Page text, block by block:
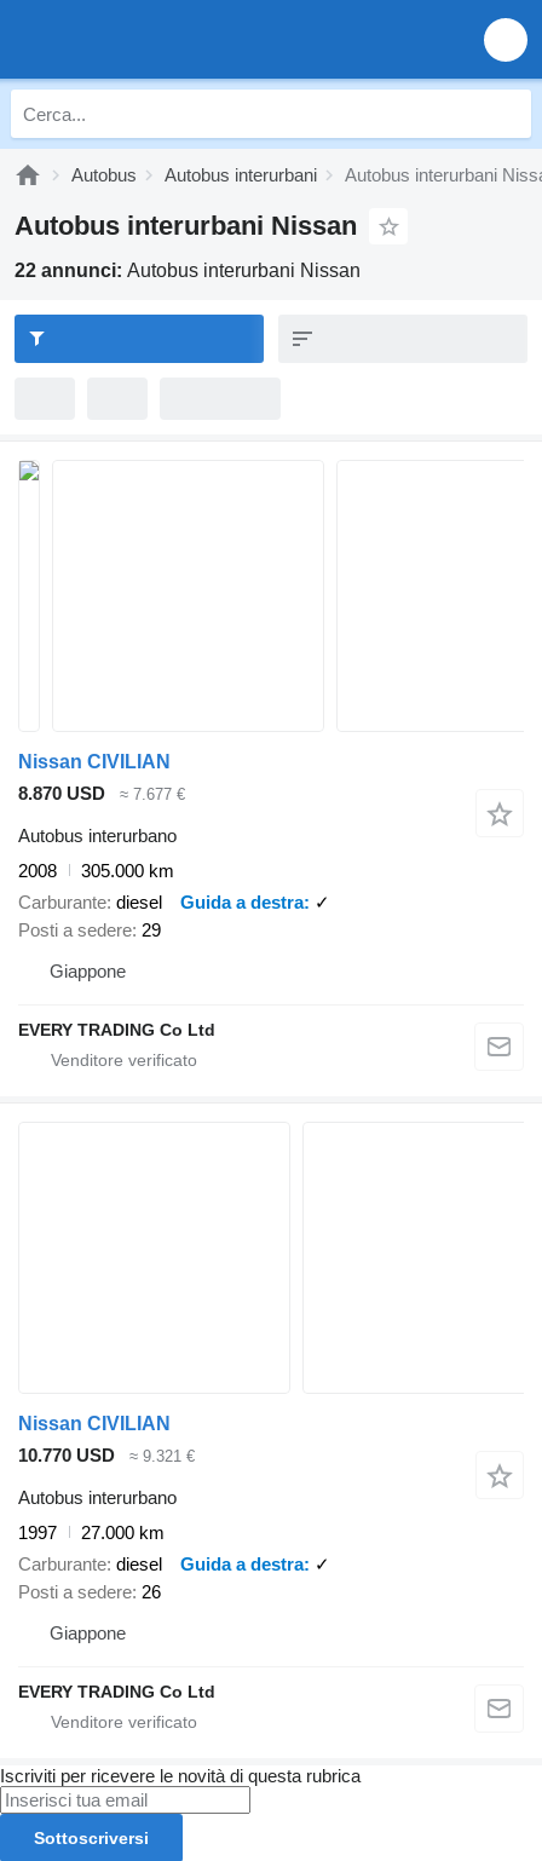
Autobus Autobus interurbani Autobus interurbani
Autobus interurbani Nissan
22 annunci: Autobus interurbani Nissan
Nissan CIVILIAN
8.870 USD
≈ 7.677 €
Autobus interurbano
2008
305.000 km
Carburante diesel Guida a destra
✓
Posti a sedere 29
Giappone
EVERY TRADING Co Ltd
Nissan CIVILIAN
10.770 USD
≈ 9.321 €
Autobus interurbano
1997
27.000 km
Carburante diesel Guida a destra
✓
Posti a sedere 26
Giappone
EVERY TRADING Co Ltd
Iscriviti per ricevere le novità di questa rubrica
Sottoscriversi